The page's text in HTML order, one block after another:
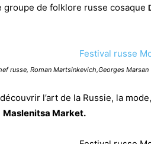
groupe de folklore russe cosaque
russe, Roman Martsinkevich,Georges Marsan
l’art de la Russie, la
Maslenitsa Market.